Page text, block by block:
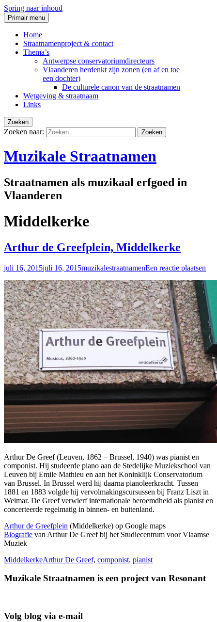
Spring naar inhoud
Primair menu
Home
Straatnamenproject & contact
Thema’s
Antwerpse conservatoriumdirecteurs
Vlaanderen herdenkt zijn zonen (en af en toe
een dochter)
De culturele canon van de straatnamen
Wetgeving & straatnaam
Links
Zoeken
Zoeken naar:
Muzikale Straatnamen
Straatnamen als muzikaal erfgoed in
Vlaanderen
Middelkerke
Arthur de Greefplein, Middelkerke
juli 16, 2015juli 16, 2015muzikalestraatnamenEen reactie plaatsen
Arthur De Greef (Leuven, 1862 – Brussel, 1940) was pianist en
componist. Hij studeerde piano aan de Stedelijke Muziekschool van
Leuven bij Emile Mathieu en aan het Koninklijk Conservatorium
van Brussel. In Brussel werd hij daarna pianoleerkracht. Tussen
1881 en 1883 volgde hij vervolmakingscursussen bij Franz Liszt in
Weimar. De Greef verwierf internationale beroemdheid als pianist en
concerteerde regelmatig in binnen- en buitenland.
Arthur de Greefplein (Middelkerke) op Google maps
Biografie van Arthur De Greef bij het Studiecentrum voor Vlaamse
Muziek
MiddelkerkeArthur De Greef, componist, pianist
Muzikale Straatnamen is een project van Resonant
Volg blog via e-mail